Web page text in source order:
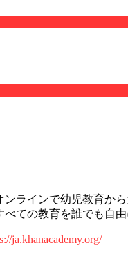
ラインで幼児教育か
ての教育を誰でも自由
ja.khanacademy.org/